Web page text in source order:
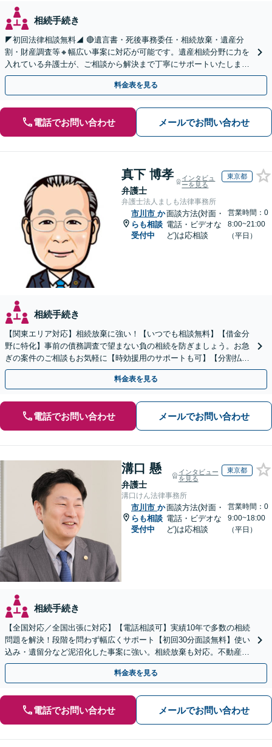
相続手続き
◤初回法律相談無料◢ 🔴遺言書・死後事務委任・相続放棄・遺産分
割・財産調査等🔸幅広い事案に対応が可能です。遺産相続分野に力を
入れている弁護士が、ご相談から解決まで丁寧にサポートいたしま
す。まずはじっくりとお話ししてください。
料金表を見る
電話でお問い合わせ メールでお問い合わせ
真下 博孝
弁護士
インタビュ
ーを見る
東京都
弁護士法人ましも法律事務所
市川市 か
らも相談
受付中
面談方法(対面・
電話・ビデオな
ど)は応相談
営業時間：0
8:00~21:00
（平日）
相続手続き
【関東エリア対応】相続放棄に強い！【いつでも相談無料】【借金分
野に特化】事前の債務調査で望まない負の相続を防ぎましょう。お急
ぎの案件のご相談もお気軽に【時効援用のサポートも可】【分割払い
利用可】【休日電話相談可能】
料金表を見る
電話でお問い合わせ メールでお問い合わせ
溝口 懸
弁護士
インタビュー
を見る
東京都
溝口けん法律事務所
市川市 か
らも相談
受付中
面談方法(対面・
電話・ビデオな
ど)は応相談
営業時間：0
9:00~18:00
（平日）
相続手続き
【全国対応／全国出張に対応】【電話相談可】実績10年で多数の相続
問題を解決！段階を問わず幅広くサポート【初回30分面談無料】使い
込み・遺留分など泥沼化した事案に強い。相続放棄も対応。不動産相
続は次世代を見据えたご提案。生前対策もお任せを
料金表を見る
電話でお問い合わせ メールでお問い合わせ